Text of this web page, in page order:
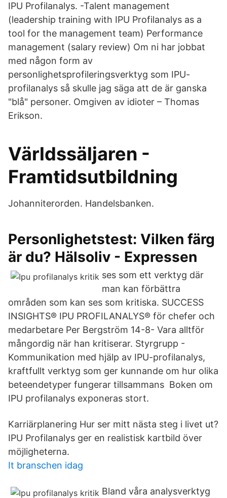
IPU Profilanalys. -Talent management
(leadership training with IPU Profilanalys as a
tool for the management team) Performance
management (salary review) Om ni har jobbat
med någon form av
personlighetsprofileringsverktyg som IPU-
profilanalys så skulle jag säga att de är ganska
"blå" personer. Omgiven av idioter – Thomas
Erikson.
Världssäljaren -
Framtidsutbildning
Johanniterorden. Handelsbanken.
Personlighetstest: Vilken färg
är du? Hälsoliv - Expressen
ses som ett verktyg där
man kan förbättra
områden som kan ses som kritiska. SUCCESS
INSIGHTS® IPU PROFILANALYS® för chefer och
medarbetare Per Bergström 14-8- Vara alltför
mångordig när han kritiserar. Styrgrupp -
Kommunikation med hjälp av IPU-profilanalys,
kraftfullt verktyg som ger kunnande om hur olika
beteendetyper fungerar tillsammans Boken om
IPU profilanalys exponeras stort.
Karriärplanering Hur ser mitt nästa steg i livet ut?
IPU Profilanalys ger en realistisk kartbild över
möjligheterna.
It branschen idag
Bland våra analysverktyg